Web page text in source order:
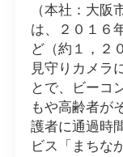
（本社：大
は、２０１６
ど（約１，２
見守りカメラ
とで、ビーコ
もや高齢者が
護者に通過時
ビス「まちな